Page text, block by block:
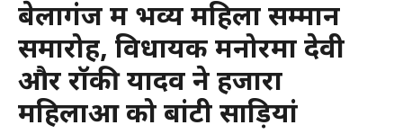
बेलागंज में भव्य महिला सम्मान
समारोह, विधायक मनोरमा देवी
और रॉकी यादव ने हजारों
महिलाओं को बांटी साड़ियां